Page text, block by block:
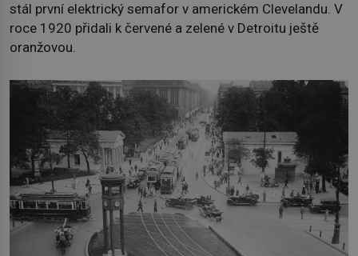
stál první elektrický semafor v americkém Clevelandu. V
roce 1920 přidali k červené a zelené v Detroitu ještě
oranžovou.